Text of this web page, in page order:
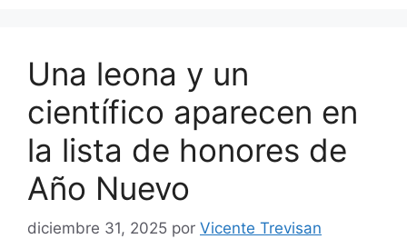
Una leona y un
científico aparecen en
la lista de honores de
Año Nuevo
diciembre 31, 2025 por Vicente Trevisan